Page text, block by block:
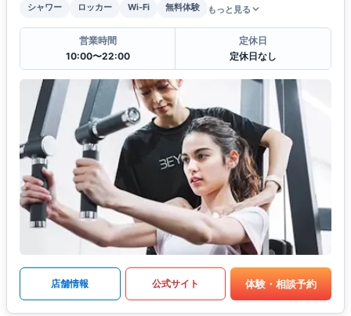
シャワー
ロッカー Wi-Fi 無料体験 もっと見る
営業時間
10:00〜22:00
定休日
定休日なし
店舗情報 公式サイト 体験・相談予約